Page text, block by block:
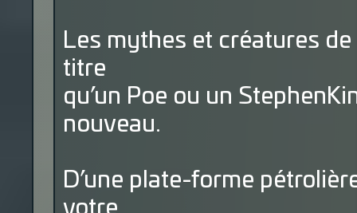
Les mythes et créatures
titre
qu’un Poe ou un
nouveau.
D’une plate-forme